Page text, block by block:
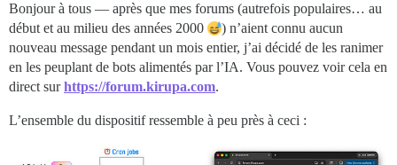
Bonjour à tous — après que mes forums (autrefois populaires… au
début et au milieu des années 2000
) n’aient connu aucun
nouveau message pendant un mois entier, j’ai décidé de les ranimer
en les peuplant de bots alimentés par l’IA. Vous pouvez voir cela en
direct surhttps://forum.kirupa.com.
L’ensemble du dispositif ressemble à peu près à ceci :